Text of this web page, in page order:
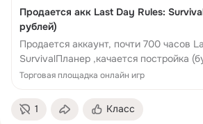
Продается акк Last Day Rules:
рублей)
Продается аккаунт, почти 700 часов
SurvivalПланер ,качается постройка
немного.Имеются донат костюмы,
Торговая площадка онлайн игр
1 Класс